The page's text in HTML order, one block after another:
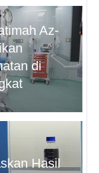
Az-
di
Hasil